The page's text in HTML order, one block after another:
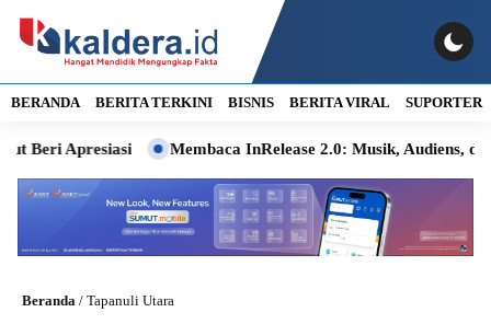
BERANDA BERITA TERKINI BISNIS BERITA VIRAL SUPORTER
Apresiasi Membaca InRelease 2.0: Musik, Audiens, dan
Beranda / Tapanuli Utara